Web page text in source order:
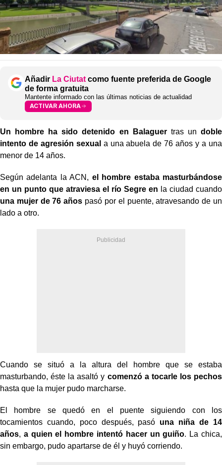
Añadir La Ciutat como fuente preferida de Google
de forma gratuita
Mantente informado con las últimas noticias de actualidad
ACTIVAR AHORA
Un hombre ha sido detenido en Balaguertras un doble
intento de agresión sexual a una abuela de 76 años y a una
menor de 14 años.
Según adelanta la ACN, el hombre estaba masturbándose
en un punto que atraviesa el río Segre en la ciudad cuando
una mujer de 76 años pasó por el puente, atravesando de un
lado a otro.
Cuando se situó a la altura del hombre que se estaba
masturbando, éste la asaltó y comenzó a tocarle los pechos
hasta que la mujer pudo marcharse.
El hombre se quedó en el puente siguiendo con los
tocamientos cuando, poco después, pasó una niña de 14
años, a quien el hombre intentó hacer un guiño. La chica,
sin embargo, pudo apartarse de él y huyó corriendo.